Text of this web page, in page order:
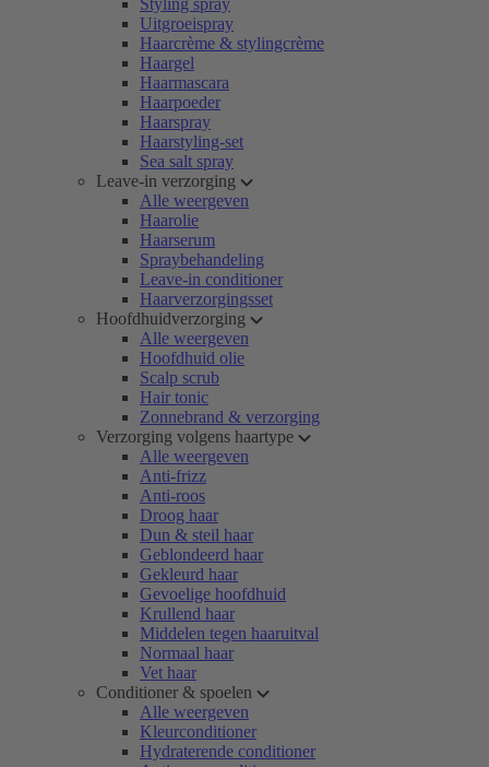
Styling spray
Uitgroeispray
Haarcrème & stylingcrème
Haargel
Haarmascara
Haarpoeder
Haarspray
Haarstyling-set
Sea salt spray
Leave-in verzorging
Alle weergeven
Haarolie
Haarserum
Spraybehandeling
Leave-in conditioner
Haarverzorgingsset
Hoofdhuidverzorging
Alle weergeven
Hoofdhuid olie
Scalp scrub
Hair tonic
Zonnebrand & verzorging
Verzorging volgens haartype
Alle weergeven
Anti-frizz
Anti-roos
Droog haar
Dun & steil haar
Geblondeerd haar
Gekleurd haar
Gevoelige hoofdhuid
Krullend haar
Middelen tegen haaruitval
Normaal haar
Vet haar
Conditioner & spoelen
Alle weergeven
Kleurconditioner
Hydraterende conditioner